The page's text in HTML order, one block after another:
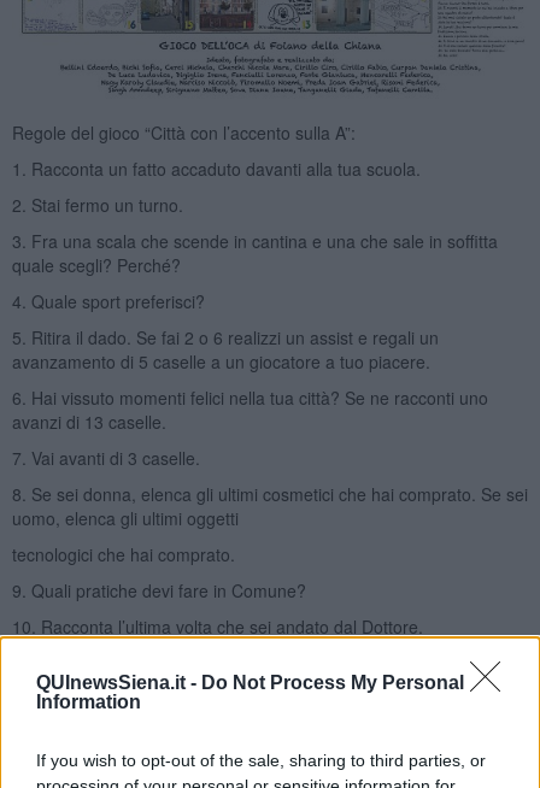
QUInewsSiena.it - Do Not Process My Personal
Information
If you wish to opt-out of the sale, sharing to third parties, or
Regole del gioco “Città con l’accento sulla A”:
1. Racconta un fatto accaduto davanti alla tua scuola.
2. Stai fermo un turno.
3. Fra una scala che scende in cantina e una che sale in soffitta
quale scegli? Perché?
4. Quale sport preferisci?
5. Ritira il dado. Se fai 2 o 6 realizzi un assist e regali un
avanzamento di 5 caselle a un giocatore a tuo piacere.
6. Hai vissuto momenti felici nella tua città? Se ne racconti uno
avanzi di 13 caselle.
7. Vai avanti di 3 caselle.
8. Se sei donna, elenca gli ultimi cosmetici che hai comprato. Se sei
uomo, elenca gli ultimi oggetti
tecnologici che hai comprato.
9. Quali pratiche devi fare in Comune?
10. Racconta l’ultima volta che sei andato dal Dottore.
12. Di quali argomenti tratti sotto le logge?
14. Ricordi i nomi dei tuoi maestri di scuola?